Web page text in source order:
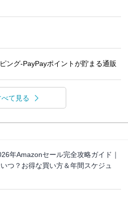
ング-PayPayポイントが貯まる通販
べて見る
年Amazonセール完全攻略ガイド｜
つ？お得な買い方＆年間スケジュ